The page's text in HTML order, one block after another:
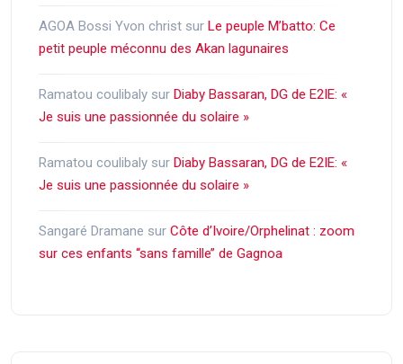
AGOA Bossi Yvon christ sur Le peuple M’batto: Ce
petit peuple méconnu des Akan lagunaires
Ramatou coulibaly sur Diaby Bassaran, DG de E2IE: «
Je suis une passionnée du solaire »
Ramatou coulibaly sur Diaby Bassaran, DG de E2IE: «
Je suis une passionnée du solaire »
Sangaré Dramane sur Côte d’Ivoire/Orphelinat : zoom
sur ces enfants ‘‘sans famille’’ de Gagnoa